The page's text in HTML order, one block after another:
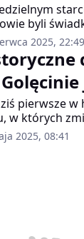
byli
Mecz
byli o
odebrały
2025, 22:49
pierwsze
w których
na
to
2025, 08:41